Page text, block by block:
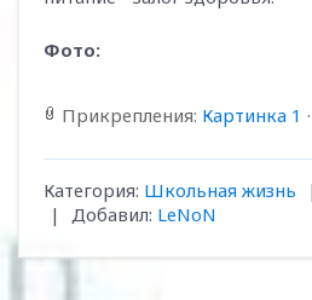
Фото:
Прикрепления: Картинка 1 ·
Категория: Школьная жизнь |
|
Добавил: LeNoN